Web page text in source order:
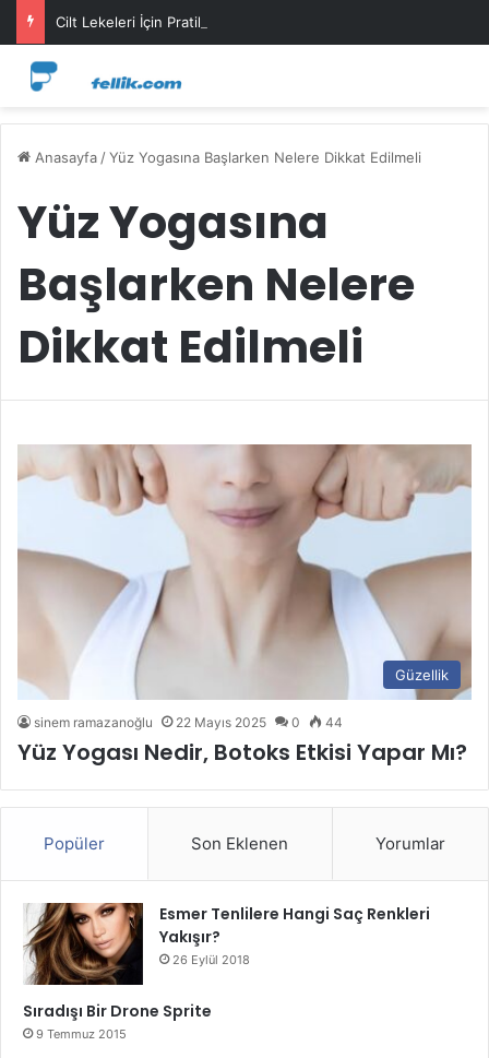
Cilt Lekeleri İçin Pratik Maske Önerileri
Anasayfa /Yüz Yogasına Başlarken Nelere Dikkat Edilmeli
Yüz Yogasına
Başlarken Nelere
Dikkat Edilmeli
Güzellik
sinem ramazanoğlu 22 Mayıs 2025 0 44
Yüz Yogası Nedir, Botoks Etkisi Yapar Mı?
Popüler Son Eklenen Yorumlar
Esmer Tenlilere Hangi Saç Renkleri
Yakışır?
26 Eylül 2018
Sıradışı Bir Drone Sprite
9 Temmuz 2015